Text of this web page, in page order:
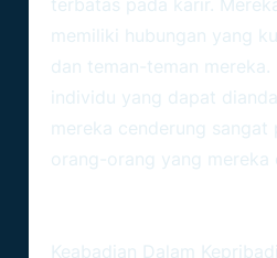
terbatas pada karir.
memiliki hubungan yang
dan teman-teman mereka.
individu yang dapat
mereka cenderung
orang-orang yang mereka
Keabadian Dalam